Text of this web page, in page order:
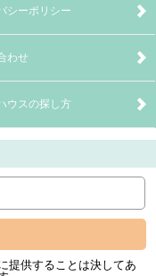
シーポリシー
わせ
ウスの探し方
提供することは決してあ